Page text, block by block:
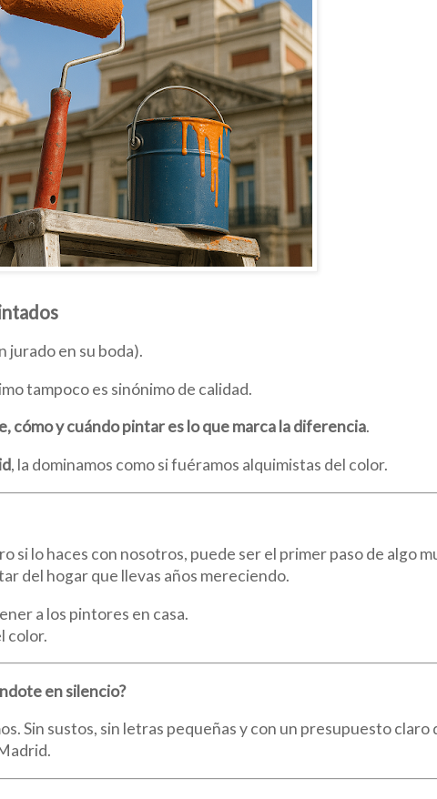
jurado en su boda).
tampoco es sinónimo de calidad.
cómo y cuándo pintar es lo que marca la diferencia.
, la dominamos como si fuéramos alquimistas del color.
lo haces con nosotros, puede ser el primer paso de algo
del hogar que llevas años mereciendo.
a los pintores en casa.
color.
en silencio?
Sin sustos, sin letras pequeñas y con un presupuesto claro